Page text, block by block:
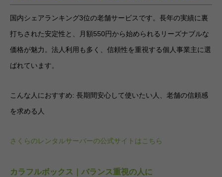
国内シェアランキング3位の老舗サービスです。長年の実績に裏
打ちされた安定性と、月額550円から始められるリーズナブルな
価格が魅力。法人利用も多く、信頼性を重視する個人事業主に選
ばれています。
こんな人におすすめ: 長期間安心して使いたい人、老舗の信頼感
を求める人
さくらのレンタルサーバーの公式サイトはこちら
カラフルボックス｜バランス重視の人に